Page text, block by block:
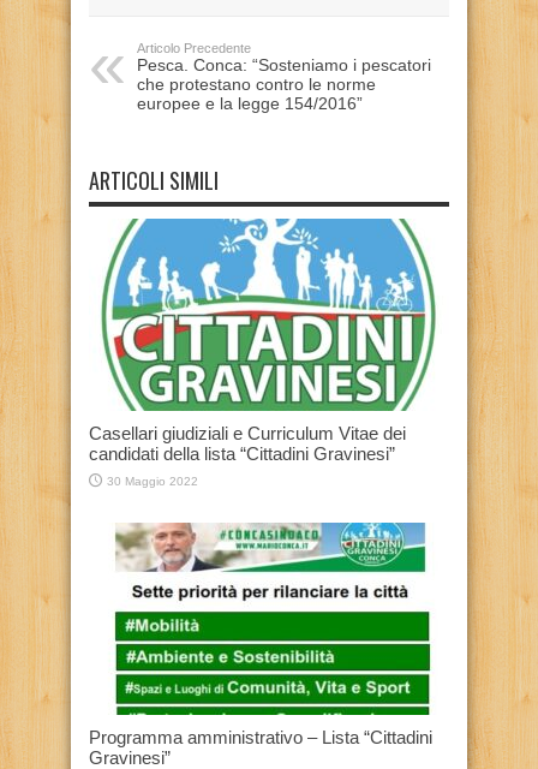
Articolo Precedente
Pesca. Conca: “Sosteniamo i pescatori
che protestano contro le norme
europee e la legge 154/2016”
ARTICOLI SIMILI
Casellari giudiziali e Curriculum Vitae dei
candidati della lista “Cittadini Gravinesi”
30 Maggio 2022
Programma amministrativo – Lista “Cittadini
Gravinesi”